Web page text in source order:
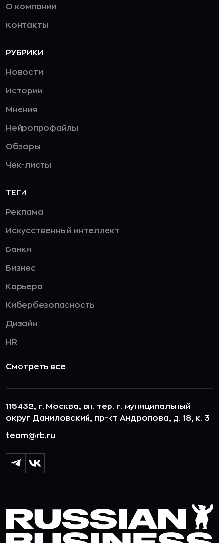
О компании
Контакты
РУБРИКИ
Новости
Истории
Мнения
Нейропрофайлы
Обзоры
Чек-листы
ТЕГИ
Реклама
Искусственный интеллект
Банки
Бизнес
Карьера
Кибербезопасность
Дизайн
HR
Смотреть все
115432, г. Москва, вн. тер. г. муниципальный
округ Даниловский, пр-кт Андропова, д. 18, к. 3
team@rb.ru